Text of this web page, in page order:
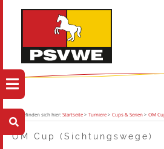
Sie befinden sich hier:Startseite> Turniere> Cups & Serien> OM
OM Cup (Sichtungswege)